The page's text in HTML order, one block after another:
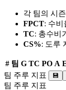
각 팀의 시즌
FPCT: 수비
TC: 총수비
CS%: 도루
# 팀 G TC PO A
팀 주루 지표
💾
팀 주루 지표